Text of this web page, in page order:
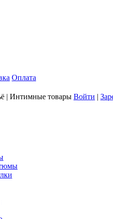
Оплата
| Интимные товары Войти |